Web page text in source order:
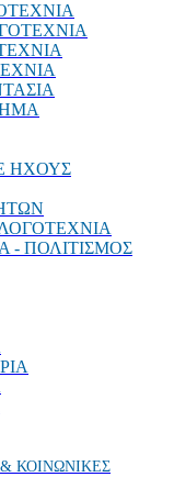
ΗΧΟΥΣ
- ΠΟΛΙΤΙΣΜΟΣ
ΚΟΙΝΩΝΙΚΕΣ